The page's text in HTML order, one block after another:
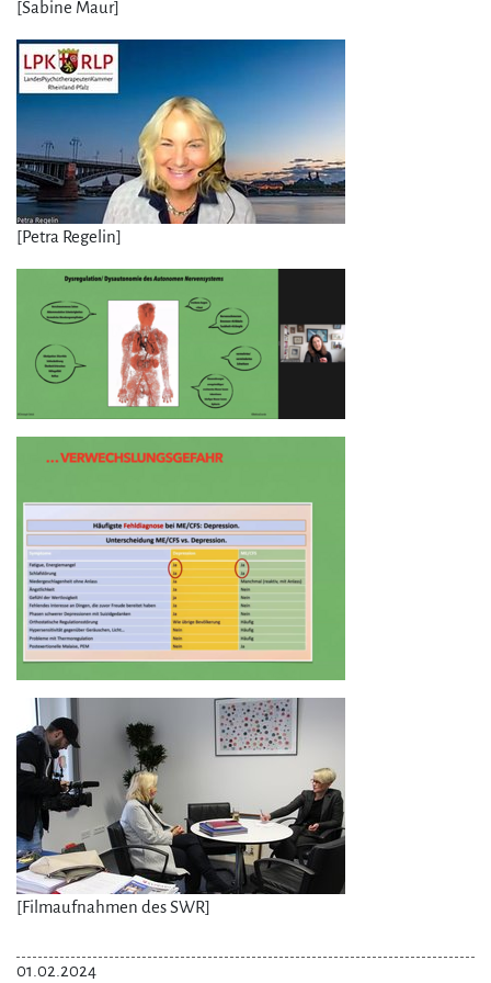
[Sabine Maur]
[Petra Regelin]
[Filmaufnahmen des SWR]
01.02.2024